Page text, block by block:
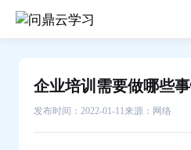
企业培训需要做哪些
发布时间：2022-01-11来源：网络